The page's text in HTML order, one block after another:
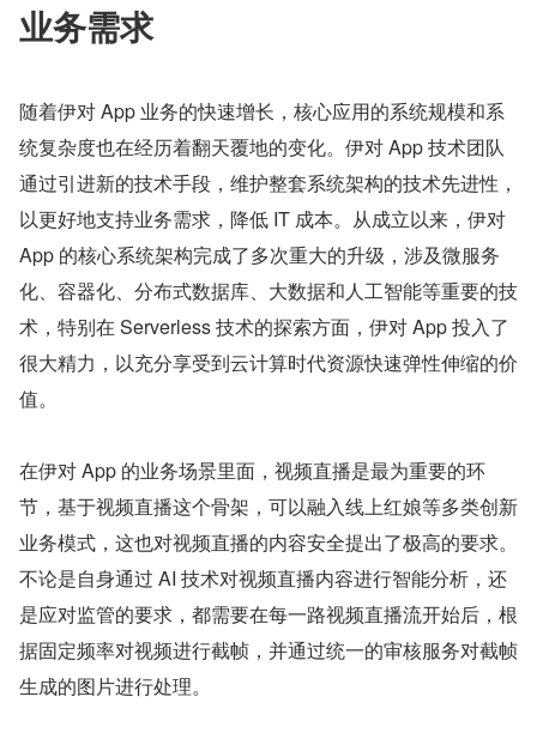
业务需求
随着伊对 App 业务的快速增长，核心应用的系统规模和系
统复杂度也在经历着翻天覆地的变化。伊对 App 技术团队
通过引进新的技术手段，维护整套系统架构的技术先进性，
以更好地支持业务需求，降低 IT 成本。从成立以来，伊对
App 的核心系统架构完成了多次重大的升级，涉及微服务
化、容器化、分布式数据库、大数据和人工智能等重要的技
术，特别在 Serverless 技术的探索方面，伊对 App 投入了
很大精力，以充分享受到云计算时代资源快速弹性伸缩的价
值。
在伊对 App 的业务场景里面，视频直播是最为重要的环
节，基于视频直播这个骨架，可以融入线上红娘等多类创新
业务模式，这也对视频直播的内容安全提出了极高的要求。
不论是自身通过 AI 技术对视频直播内容进行智能分析，还
是应对监管的要求，都需要在每一路视频直播流开始后，根
据固定频率对视频进行截帧，并通过统一的审核服务对截帧
生成的图片进行处理。​